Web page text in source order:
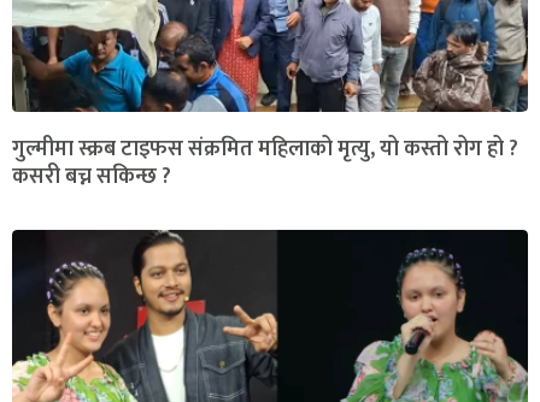
गुल्मीमा स्क्रब टाइफस संक्रमित महिलाको मृत्यु, यो कस्तो रोग हो ?
कसरी बच्न सकिन्छ ?